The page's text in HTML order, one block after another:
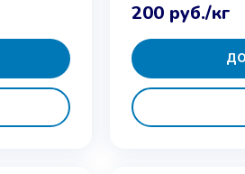
200 руб./кг